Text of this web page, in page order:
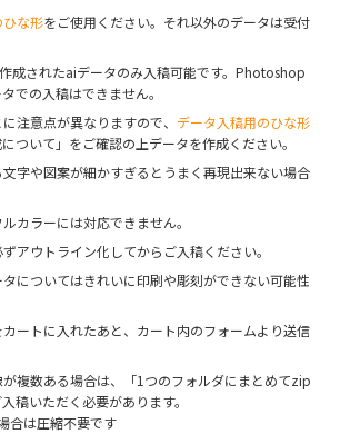
ひな形をご使用ください。それ以外のデータは受付
成されたaiデータのみ入稿可能です。Photoshop
での入稿はできません。
注意点が異なりますので、 データ入稿用のひな形
ついて」をご確認の上データを作成ください。
字や図案が細かすぎるとうまく再現出来ない場合
カラーには対応できません。
アウトライン化してからご入稿ください。
についてはきれいに印刷や彫刻ができない可能性
ートに入れたあと、カート内のフォームより送信
複数ある場合は、「1つのフォルダにまとめてzip
稿いただく必要があります。
合は圧縮不要です